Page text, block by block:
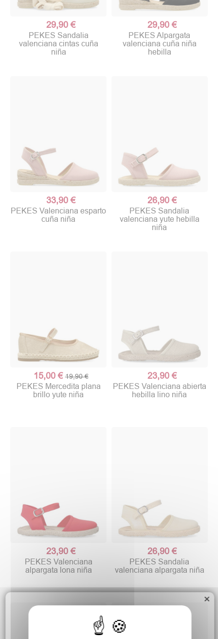
29,90 €
PEKES Sandalia
valenciana cintas cuña
niña
29,90 €
PEKES Alpargata
valenciana cuña niña
hebilla
33,90 €
PEKES Valenciana esparto
cuña niña
26,90 €
PEKES Sandalia
valenciana yute hebilla
niña
15,00 € 19,90 €
PEKES Mercedita plana
brillo yute niña
23,90 €
PEKES Valenciana abierta
hebilla lino niña
23,90 €
PEKES Valenciana
alpargata lona niña
26,90 €
PEKES Sandalia
valenciana alpargata niña
×